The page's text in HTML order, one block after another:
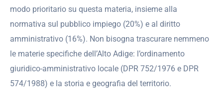
modo prioritario su questa materia, insieme alla
normativa sul pubblico impiego (20%) e al diritto
amministrativo (16%). Non bisogna trascurare nemmeno
le materie specifiche dell’Alto Adige: l’ordinamento
giuridico-amministrativo locale (DPR 752/1976 e DPR
574/1988) e la storia e geografia del territorio.